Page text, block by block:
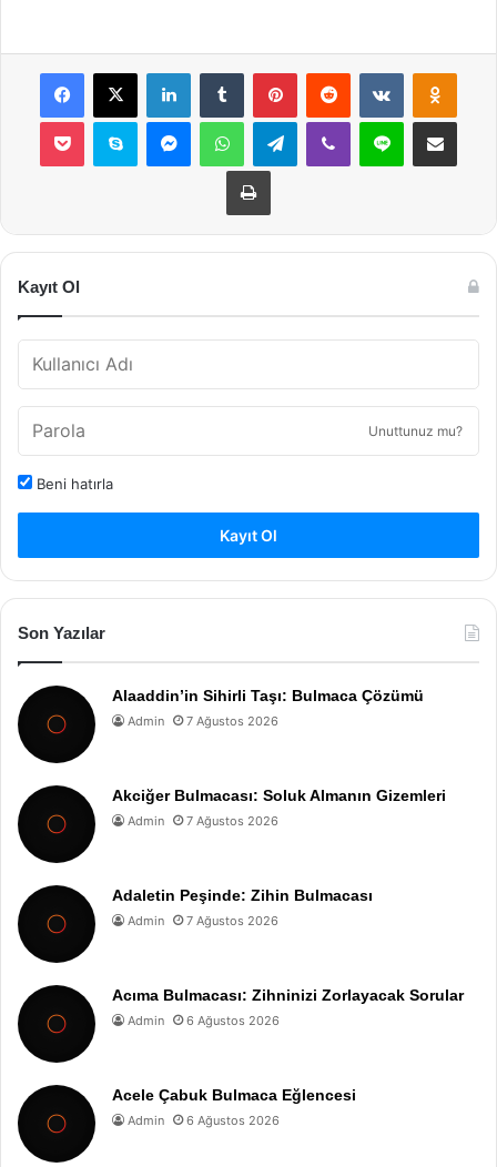
Facebook
X LinkedInTumblr PinterestReddit VKontakte
Pocket Skype MessengerWhatsAppTelegramViber Line E-Posta ile
Yazdır
Kayıt Ol
Unuttunuz mu?
Beni hatırla
Kayıt Ol
Son Yazılar
Alaaddin’in Sihirli Taşı: Bulmaca Çözümü
Admin 7 Ağustos 2026
Akciğer Bulmacası: Soluk Almanın Gizemleri
Admin 7 Ağustos 2026
Adaletin Peşinde: Zihin Bulmacası
Admin 7 Ağustos 2026
Acıma Bulmacası: Zihninizi Zorlayacak Sorular
Admin 6 Ağustos 2026
Acele Çabuk Bulmaca Eğlencesi
Admin 6 Ağustos 2026